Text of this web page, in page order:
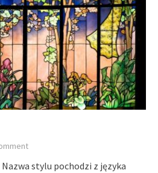
stylu pochodzi z języka